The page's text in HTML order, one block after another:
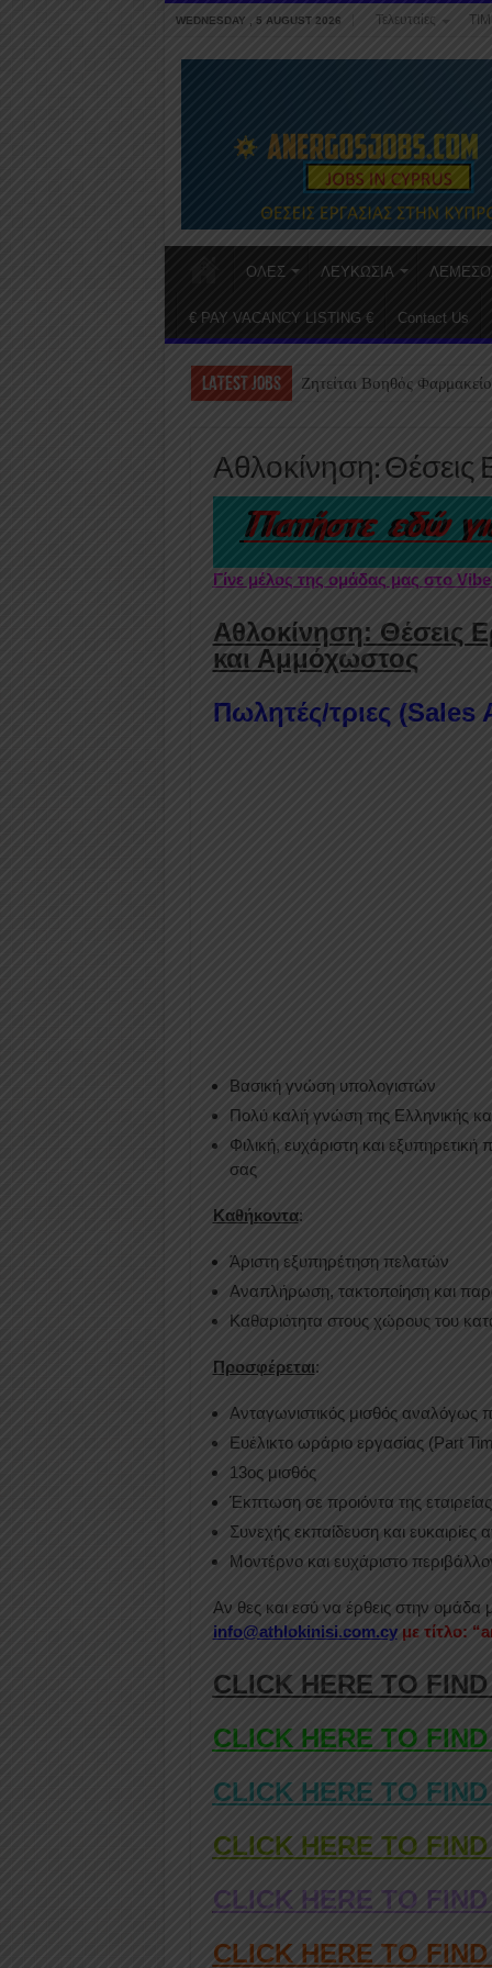
WEDNESDAY , 5 AUGUST 2026 Τελευταίες
ΟΛΕΣ ΛΕΥΚΩΣΙΑ
€ PAY VACANCY LISTING € Contact Us
LATEST JOBS Ζητείται Βοηθός
Αθλοκίνηση: Θέσεις
Γίνε μέλος της ομάδας μας στο
Αθλοκίνηση: Θέσεις
και Αμμόχωστος
Πωλητές/τριες (Sales
Βασική γνώση υπολογιστών
Πολύ καλή γνώση της Eλληνικής
Φιλική, ευχάριστη και
σας
Καθήκοντα:
Άριστη εξυπηρέτηση πελατών
Αναπλήρωση, τακτοποίηση και
Καθαριότητα στους χώρους του
Προσφέρεται:
Ανταγωνιστικός μισθός αναλόγως
Ευέλικτο ωράριο εργασίας (Part
13ος μισθός
Έκπτωση σε προιόντα της εταιρείας
Συνεχής εκπαίδευση και ευκαιρίες
Mοντέρνο και ευχάριστο
Αν θες και εσύ να έρθεις στην ομάδα
info@athlokinisi.com.cy με τίτλο:
CLICK HERE TO
CLICK HERE TO
CLICK HERE TO
CLICK HERE TO
CLICK HERE TO
CLICK HERE TO